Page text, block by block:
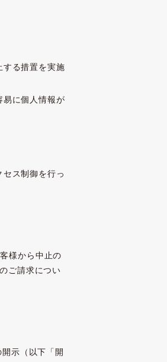
る措置を実施
に個人情報が
ス制御を行っ
様から中止の
ご請求につい
示（以下「開